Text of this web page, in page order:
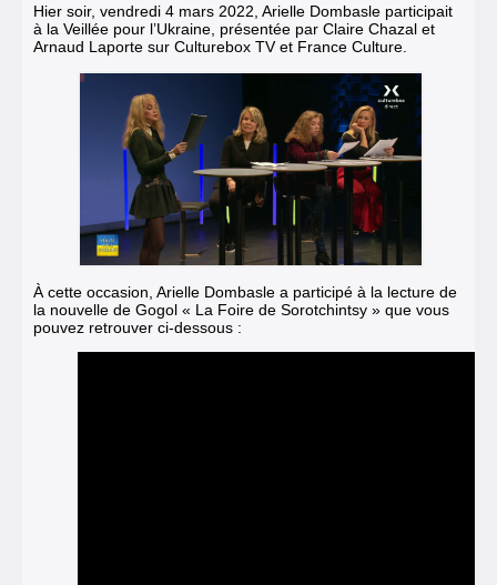
Hier soir, vendredi 4 mars 2022, Arielle Dombasle participait
à la Veillée pour l’Ukraine , présentée par Claire Chazal et
Arnaud Laporte sur Culturebox TVet France Culture
À cette occasion, Arielle Dombasle a participé à la lecture de
la nouvelle de Gogol « La Foire de Sorotchintsy » que vous
pouvez retrouver ci-dessous :